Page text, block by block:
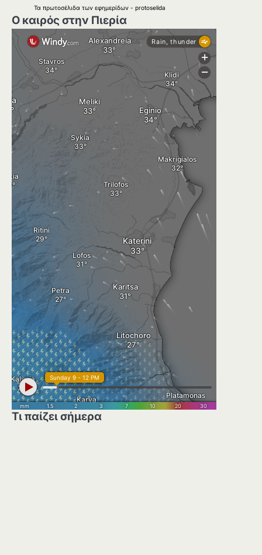
Τα πρωτοσέλιδα των εφημερίδων - protoselida
Ο καιρός στην Πιερία
Τι παίζει σήμερα